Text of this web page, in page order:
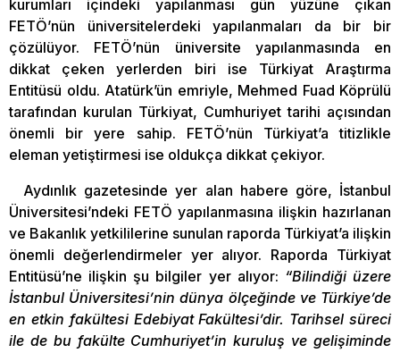
kurumları içindeki yapılanması gün yüzüne çıkan
FETÖ’nün üniversitelerdeki yapılanmaları da bir bir
çözülüyor. FETÖ’nün üniversite yapılanmasında en
dikkat çeken yerlerden biri ise Türkiyat Araştırma
Entitüsü oldu. Atatürk’ün emriyle, Mehmed Fuad Köprülü
tarafından kurulan Türkiyat, Cumhuriyet tarihi açısından
önemli bir yere sahip. FETÖ’nün Türkiyat’a titizlikle
eleman yetiştirmesi ise oldukça dikkat çekiyor.
Aydınlık gazetesinde yer alan habere göre, İstanbul
Üniversitesi’ndeki FETÖ yapılanmasına ilişkin hazırlanan
ve Bakanlık yetkililerine sunulan raporda Türkiyat’a ilişkin
önemli değerlendirmeler yer alıyor. Raporda Türkiyat
Entitüsü’ne ilişkin şu bilgiler yer alıyor: “Bilindiği üzere
İstanbul Üniversitesi’nin dünya ölçeğinde ve Türkiye’de
en etkin fakültesi Edebiyat Fakültesi’dir. Tarihsel süreci
ile de bu fakülte Cumhuriyet’in kuruluş ve gelişiminde